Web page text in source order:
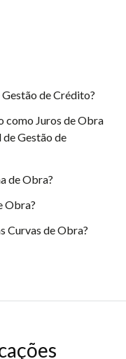
de Crédito?
como Juros de Obra
Gestão de
de Obra?
Obra?
Curvas de Obra?